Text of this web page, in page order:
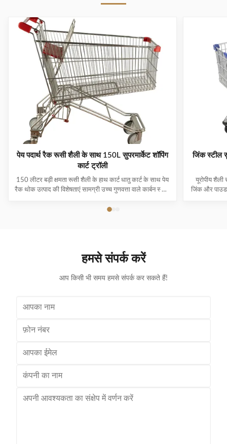
पेय पदार्थ रैक रूसी शैली के साथ 150L सुपरमार्केट शॉपिंग
कार्ट ट्रॉली
150 लीटर बड़ी क्षमता रूसी शैली के हाथ कार्ट धातु कार्ट के साथ पेय
रैक थोक उत्पाद की विशेषताएं सामग्री उच्च गुणवत्ता वाले कार्बन स्टील
और मध्य पूर्व मुख्य निर्यात बाजार हैं, जो विभिन्न अवसरों के लिए
जिंक स्टील
यूरोपीय शैली
जिंक और पाउडर
हमसे संपर्क करें
आप किसी भी समय हमसे संपर्क कर सकते हैं!